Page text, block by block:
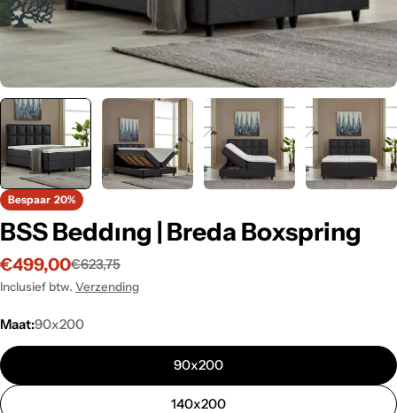
Bespaar 20%
BSS Beddıng | Breda Boxspring
Verkoopprijs
€499,00
Normale
prijs
€623,75
Inclusief btw. Verzending
Maat:90x200
90x200
140x200